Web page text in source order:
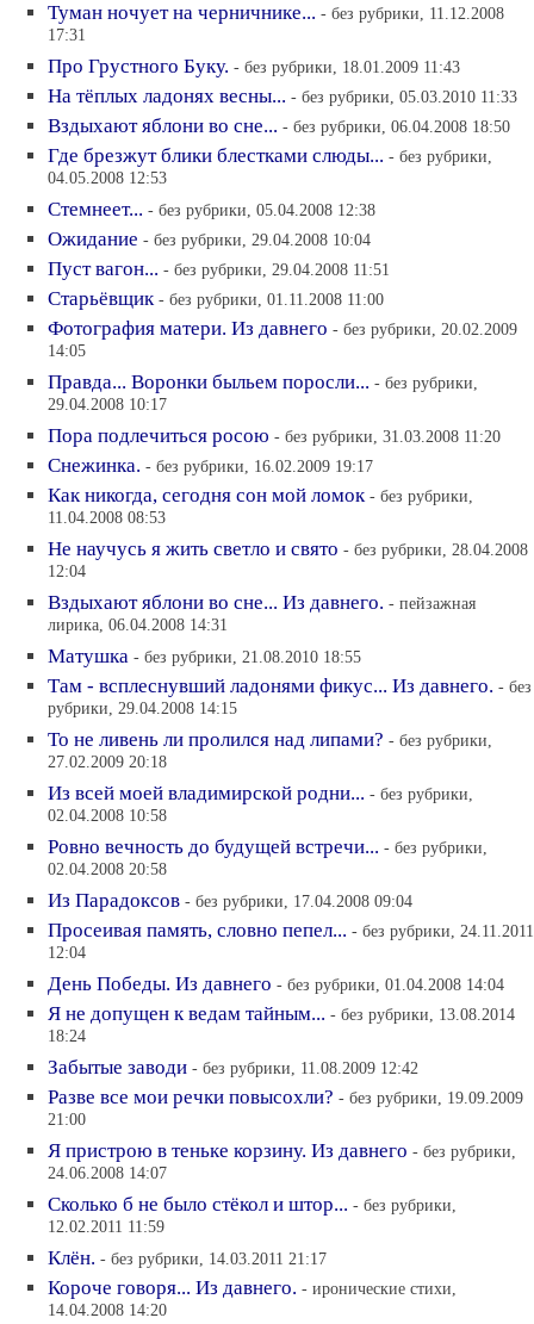
Туман ночует на черничнике... - без рубрики, 11.12.2008
17:31
Про Грустного Буку. - без рубрики, 18.01.2009 11:43
На тёплых ладонях весны... - без рубрики, 05.03.2010 11:33
Вздыхают яблони во сне... - без рубрики, 06.04.2008 18:50
Где брезжут блики блестками слюды... - без рубрики,
04.05.2008 12:53
Стемнеет... - без рубрики, 05.04.2008 12:38
Ожидание - без рубрики, 29.04.2008 10:04
Пуст вагон... - без рубрики, 29.04.2008 11:51
Старьёвщик - без рубрики, 01.11.2008 11:00
Фотография матери. Из давнего - без рубрики, 20.02.2009
14:05
Правда... Воронки быльем поросли... - без рубрики,
29.04.2008 10:17
Пора подлечиться росою - без рубрики, 31.03.2008 11:20
Снежинка. - без рубрики, 16.02.2009 19:17
Как никогда, сегодня сон мой ломок - без рубрики,
11.04.2008 08:53
Не научусь я жить светло и свято - без рубрики, 28.04.2008
12:04
Вздыхают яблони во сне... Из давнего. - пейзажная
лирика, 06.04.2008 14:31
Матушка - без рубрики, 21.08.2010 18:55
Там - всплеснувший ладонями фикус... Из давнего. - без
рубрики, 29.04.2008 14:15
То не ливень ли пролился над липами? - без рубрики,
27.02.2009 20:18
Из всей моей владимирской родни... - без рубрики,
02.04.2008 10:58
Ровно вечность до будущей встречи... - без рубрики,
02.04.2008 20:58
Из Парадоксов - без рубрики, 17.04.2008 09:04
Просеивая память, словно пепел... - без рубрики, 24.11.2011
12:04
День Победы. Из давнего - без рубрики, 01.04.2008 14:04
Я не допущен к ведам тайным... - без рубрики, 13.08.2014
18:24
Забытые заводи - без рубрики, 11.08.2009 12:42
Разве все мои речки повысохли? - без рубрики, 19.09.2009
21:00
Я пристрою в теньке корзину. Из давнего - без рубрики,
24.06.2008 14:07
Сколько б не было стёкол и штор... - без рубрики,
12.02.2011 11:59
Клён. - без рубрики, 14.03.2011 21:17
Короче говоря... Из давнего. - иронические стихи,
14.04.2008 14:20